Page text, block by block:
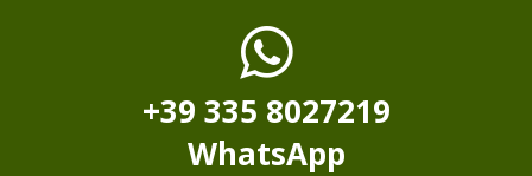
+39 335 8027219
WhatsApp